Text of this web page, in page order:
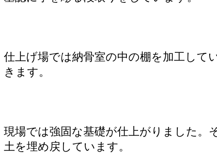
仕上げ場では納骨室の中の棚を加工して
きます。
現場では強固な基礎が仕上がりました。
土を埋め戻しています。